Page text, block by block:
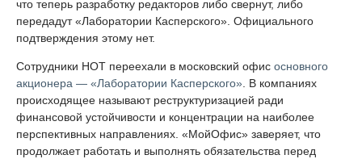
что теперь разработку редакторов либо свернут, либо
передадут «Лаборатории Касперского». Официального
подтверждения этому нет.
Сотрудники НОТ переехали в московский офис основного
акционера — «Лаборатории Касперского» . В компаниях
происходящее называют реструктуризацией ради
финансовой устойчивости и концентрации на наиболее
перспективных направлениях. «МойОфис» заверяет, что
продолжает работать и выполнять обязательства перед